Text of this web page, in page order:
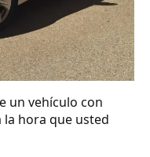
un vehículo con
hora que usted